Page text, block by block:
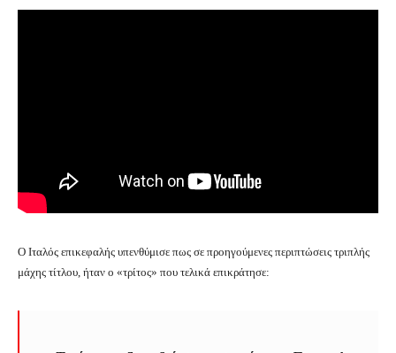
Ο Ιταλός επικεφαλής υπενθύμισε πως σε προηγούμενες περιπτώσεις τριπλής
μάχης τίτλου, ήταν ο «τρίτος» που τελικά επικράτησε: